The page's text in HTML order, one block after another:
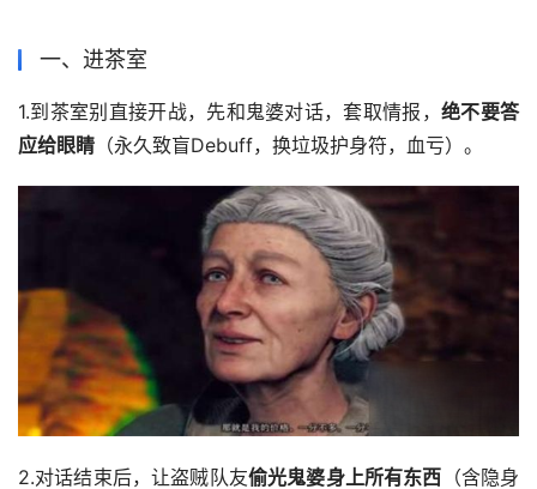
一、进茶室
1.到茶室别直接开战，先和鬼婆对话，套取情报，绝不要答
应给眼睛 （永久致盲Debuff，换垃圾护身符，血亏）。
2.对话结束后，让盗贼队友偷光鬼婆身上所有东西 （含隐身